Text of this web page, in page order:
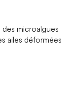
microalgues
ailes déformées